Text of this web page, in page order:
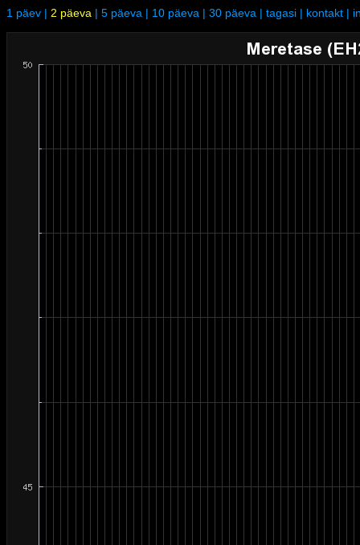
1 päev | 2 päeva | 5 päeva | 10 päeva | 30 päeva | tagasi | kontakt |